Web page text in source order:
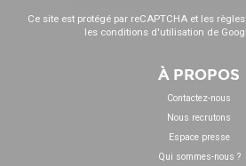
Ce site est protégé par reCAPTCHA et les
les conditions d'utilisation de
À PROPOS
Contactez-nous
Nous recrutons
Espace presse
Qui sommes-nous ?